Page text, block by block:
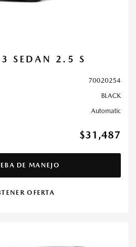
SEDAN 2.5 S
70020254
BLACK
Automatic
$31,487
DE MANEJO
OFERTA